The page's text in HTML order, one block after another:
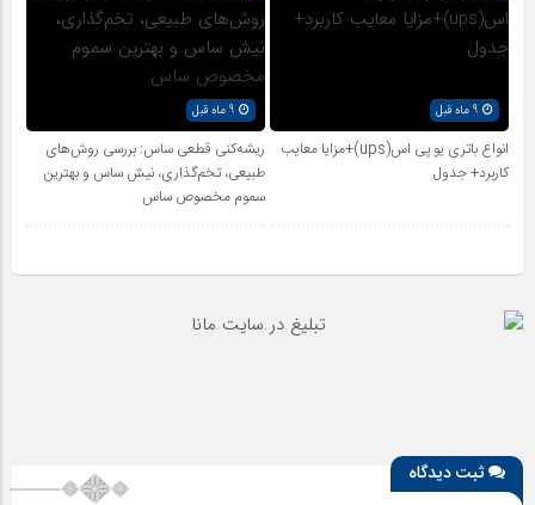
انواع باتری یو پی اس(ups)+مزایا معایب
کاربرد+ جدول
ریشه‌کنی قطعی ساس: بررسی روش‌های
طبیعی، تخم‌گذاری، نیش ساس و بهترین
سموم مخصوص ساس
ثبت دیدگاه